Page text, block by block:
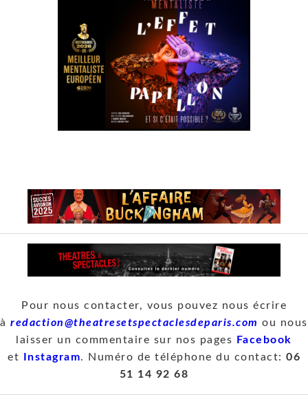
Pour nous contacter, vous pouvez nous écrire
àredaction@theatresetspectaclesdeparis.com ou nous
laisser un commentaire sur nos pages
Facebook
et Instagram. Numéro de téléphone du contact: 06
51 14 92 68